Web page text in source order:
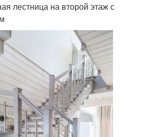
лестница на второй этаж с